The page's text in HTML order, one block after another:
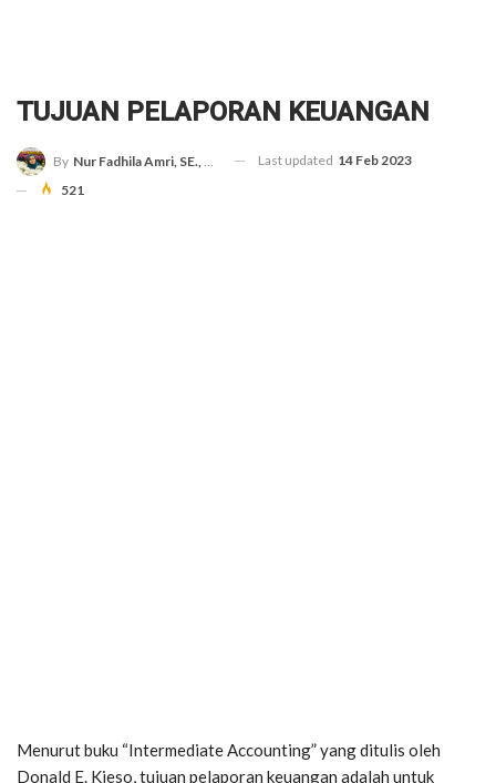
TUJUAN PELAPORAN KEUANGAN
By Nur Fadhila Amri, SE., Ak., M.Si Last updated 14 Feb 2023
521
Menurut buku “Intermediate Accounting” yang ditulis oleh
Donald E. Kieso, tujuan pelaporan keuangan adalah untuk